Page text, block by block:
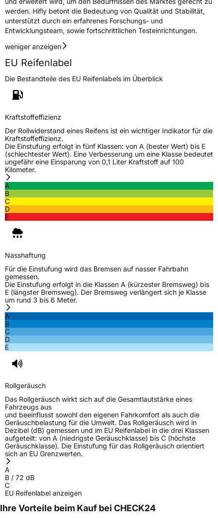
FahrzeugklasseC2
3PMSF / Schneeflockensymbol / Alpine-SymbolNein
Eisgrip
Nein
Allgemeine Produktsicherheit (GPSR)
Herstellerkontakt
Shandong Province China,
liu.yang@hengfengtires.com
Verantwortliche
in der EU
SHG Consulting, YongAn Street Guangrao
County Dongying City Shandong Province
China, liu.yang@hengfengtires.com
werden. Hifly betont die Bedeutung von Qualität und Stabilität,
unterstützt durch ein erfahrenes Forschungs- und
Entwicklungsteam, sowie fortschrittlichen Testeinrichtungen.
weniger anzeigen
EU Reifenlabel
Die Bestandteile des EU Reifenlabels im Überblick
Kraftstoffeffizienz
Der Rollwiderstand eines Reifens ist ein wichtiger Indikator für die
Kraftstoffeffizienz.
Die Einstufung erfolgt in fünf Klassen: von A (bester Wert) bis E
(schlechtester Wert). Eine Verbesserung um eine Klasse bedeutet
ungefähr eine Einsparung von 0,1 Liter Kraftstoff auf 100
Kilometer.
A
B
C
D
E
Nasshaftung
Für die Einstufung wird das Bremsen auf nasser Fahrbahn
gemessen.
Die Einstufung erfolgt in die Klassen A (kürzester Bremsweg) bis
E (längster Bremsweg). Der Bremsweg verlängert sich je Klasse
um rund 3 bis 6 Meter.
A
B
C
D
E
Rollgeräusch
Das Rollgeräusch wirkt sich auf die Gesamtlautstärke eines
Fahrzeugs aus
und beeinflusst sowohl den eigenen Fahrkomfort als auch die
Geräuschbelastung für die Umwelt. Das Rollgeräusch wird in
Dezibel (dB) gemessen und im EU Reifenlabel in die drei Klassen
aufgeteilt: von A (niedrigste Geräuschklasse) bis C (höchste
Geräuschklasse). Die Einstufung für das Rollgeräusch orientiert
sich an EU Grenzwerten.
A
B / 72 dB
C
EU Reifenlabel anzeigen
Ihre Vorteile beim Kauf bei CHECK24